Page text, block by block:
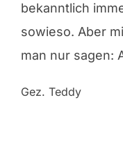
bekanntlich
sowieso. Aber
man nur sagen:
Gez. Teddy